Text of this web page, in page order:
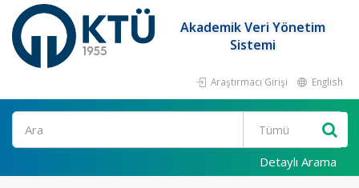
Akademik Veri Yönetim
Sistemi
Araştırmacı Girişi English
Ara
Detaylı Arama